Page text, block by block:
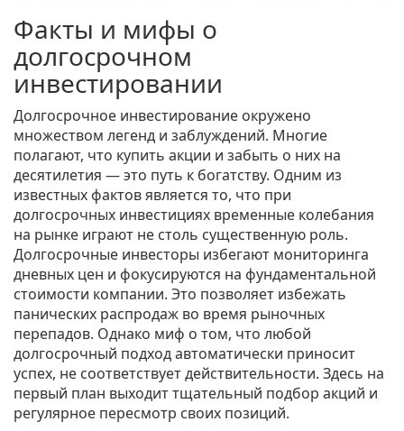
Факты и мифы о
долгосрочном
инвестировании
Долгосрочное инвестирование окружено
множеством легенд и заблуждений. Многие
полагают, что купить акции и забыть о них на
десятилетия — это путь к богатству. Одним из
известных фактов является то, что при
долгосрочных инвестициях временные колебания
на рынке играют не столь существенную роль.
Долгосрочные инвесторы избегают мониторинга
дневных цен и фокусируются на фундаментальной
стоимости компании. Это позволяет избежать
панических распродаж во время рыночных
перепадов. Однако миф о том, что любой
долгосрочный подход автоматически приносит
успех, не соответствует действительности. Здесь на
первый план выходит тщательный подбор акций и
регулярное пересмотр своих позиций.